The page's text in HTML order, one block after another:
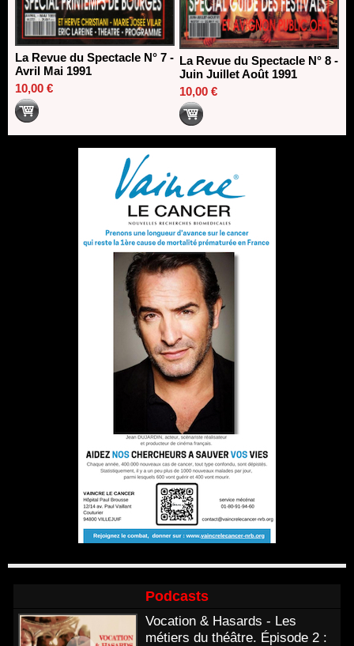
La Revue du Spectacle N° 7 -
Avril Mai 1991
10,00 €
La Revue du Spectacle N° 8 -
Juin Juillet Août 1991
10,00 €
Podcasts
Vocation & Hasards - Les
métiers du théâtre. Épisode 2 :